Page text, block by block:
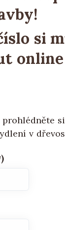
si
online
v